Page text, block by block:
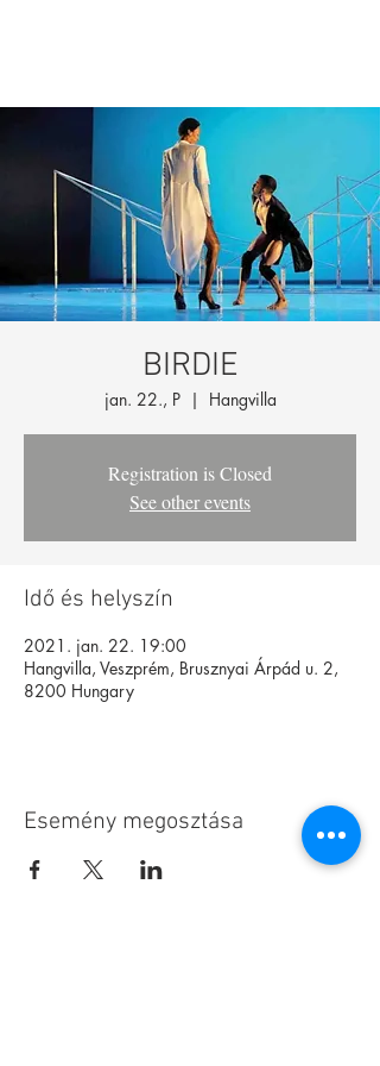
BIRDIE
jan. 22., P
  |
Hangvilla
Registration is Closed
See other events
Idő és helyszín
2021. jan. 22. 19:00
Hangvilla, Veszprém, Brusznyai Árpád u. 2,
8200 Hungary
Esemény megosztása